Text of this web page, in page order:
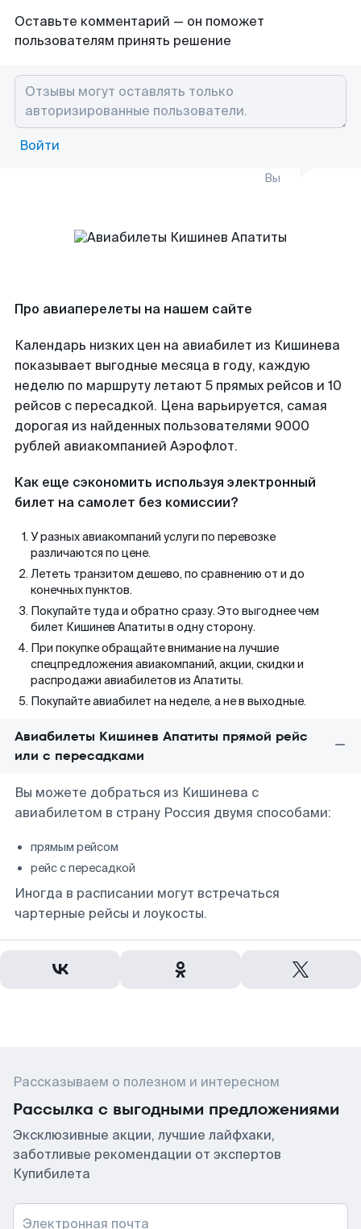
Оставьте комментарий — он поможет
пользователям принять решение
Войти
Вы
Про авиаперелеты на нашем сайте
Календарь низких цен на авиабилет из Кишинева
показывает выгодные месяца в году, каждую
неделю по маршруту летают 5 прямых рейсов и 10
рейсов с пересадкой. Цена варьируется, самая
дорогая из найденных пользователями 9000
рублей авиакомпанией Аэрофлот.
Как еще сэкономить используя электронный
билет на самолет без комиссии?
У разных авиакомпаний услуги по перевозке
различаются по цене.
Лететь транзитом дешево, по сравнению от и до
конечных пунктов.
Покупайте туда и обратно сразу. Это выгоднее чем
билет Кишинев Апатиты в одну сторону.
При покупке обращайте внимание на лучшие
спецпредложения авиакомпаний, акции, скидки и
распродажи авиабилетов из Апатиты.
Покупайте авиабилет на неделе, а не в выходные.
Авиабилеты Кишинев Апатиты прямой рейс
или с пересадками
Вы можете добраться из Кишинева с
авиабилетом в страну Россия двумя способами:
прямым рейсом
рейс с пересадкой
Иногда в расписании могут встречаться
чартерные рейсы и лоукосты.
Рассказываем о полезном и интересном
Рассылка с выгодными предложениями
Эксклюзивные акции, лучшие лайфхаки,
заботливые рекомендации от экспертов
Купибилета
Электронная почта